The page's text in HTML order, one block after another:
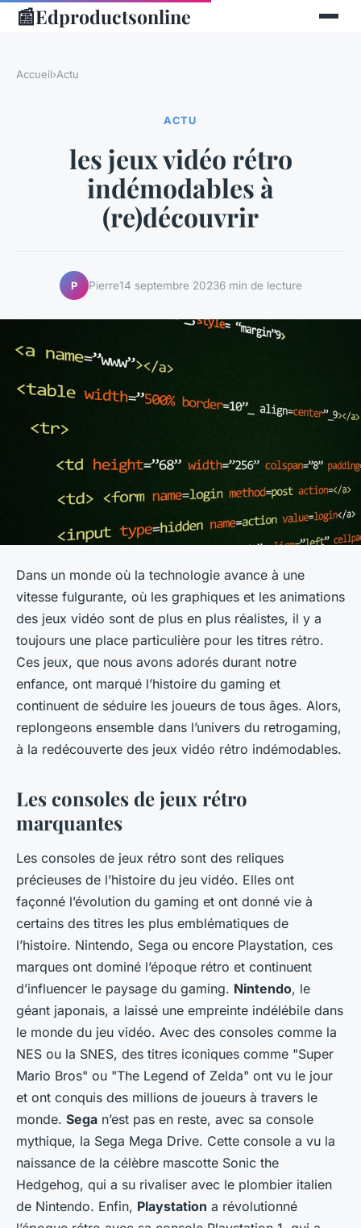
📰Edproductsonline
Accueil›Actu
ACTU
les jeux vidéo rétro
indémodables à
(re)découvrir
P Pierre14 septembre 20236 min de lecture
Dans un monde où la technologie avance à une
vitesse fulgurante, où les graphiques et les animations
des jeux vidéo sont de plus en plus réalistes, il y a
toujours une place particulière pour les titres rétro.
Ces jeux, que nous avons adorés durant notre
enfance, ont marqué l’histoire du gaming et
continuent de séduire les joueurs de tous âges. Alors,
replongeons ensemble dans l’univers du retrogaming,
à la redécouverte des jeux vidéo rétro indémodables.
Les consoles de jeux rétro
marquantes
Les consoles de jeux rétro sont des reliques
précieuses de l’histoire du jeu vidéo. Elles ont
façonné l’évolution du gaming et ont donné vie à
certains des titres les plus emblématiques de
l’histoire. Nintendo, Sega ou encore Playstation, ces
marques ont dominé l’époque rétro et continuent
d’influencer le paysage du gaming. Nintendo, le
géant japonais, a laissé une empreinte indélébile dans
le monde du jeu vidéo. Avec des consoles comme la
NES ou la SNES, des titres iconiques comme "Super
Mario Bros" ou "The Legend of Zelda" ont vu le jour
et ont conquis des millions de joueurs à travers le
monde. Sega n’est pas en reste, avec sa console
mythique, la Sega Mega Drive. Cette console a vu la
naissance de la célèbre mascotte Sonic the
Hedgehog, qui a su rivaliser avec le plombier italien
de Nintendo. Enfin, Playstation a révolutionné